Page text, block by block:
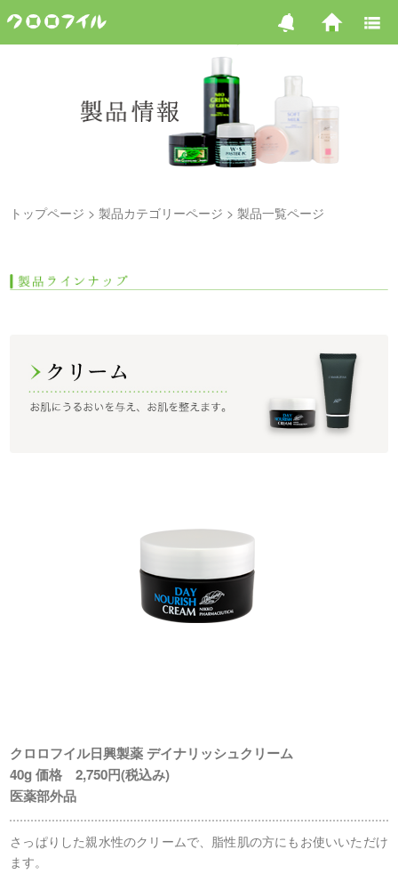
トップページ 製品カテゴリーページ 製品一覧ページ
クロロフイル日興製薬 デイナリッシュクリーム
40g 価格 2,750円(税込み)
医薬部外品
さっぱりした親水性のクリームで、脂性肌の方にもお使いいただけ
ます。